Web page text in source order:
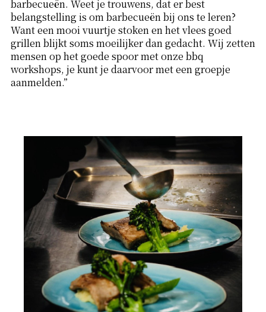
barbecueën. Weet je trouwens, dat er best
belangstelling is om barbecueën bij ons te leren?
Want een mooi vuurtje stoken en het vlees goed
grillen blijkt soms moeilijker dan gedacht. Wij zetten
mensen op het goede spoor met onze bbq
workshops, je kunt je daarvoor met een groepje
aanmelden.”